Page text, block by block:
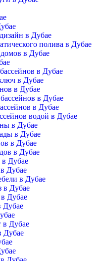
в Дубае
полива в Дубае
в Дубае
в Дубае
в Дубае
в Дубае
в Дубае
в Дубае
водой в Дубае
в Дубае
в Дубае
в Дубае
в Дубае
Дубае
Дубае
в Дубае
в Дубае
Дубае
Дубае
в Дубае
Дубае